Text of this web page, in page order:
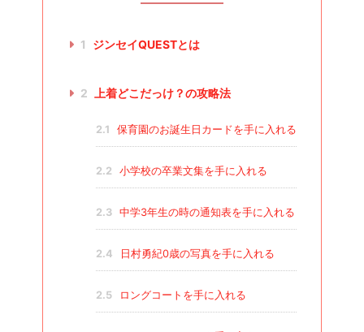
1 ジンセイQUESTとは
2 上着どこだっけ？の攻略法
2.1 保育園のお誕生日カードを手に入れる
2.2 小学校の卒業文集を手に入れる
2.3 中学3年生の時の通知表を手に入れる
2.4 日村勇紀0歳の写真を手に入れる
2.5 ロングコートを手に入れる